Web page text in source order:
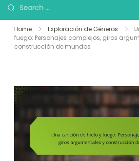
Search for:
Home Exploración de Géneros
fuego: Personajes complejos, giros
construcción de mundos